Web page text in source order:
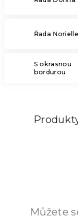
Řada Norielle
S okrasnou
bordurou
Můžete